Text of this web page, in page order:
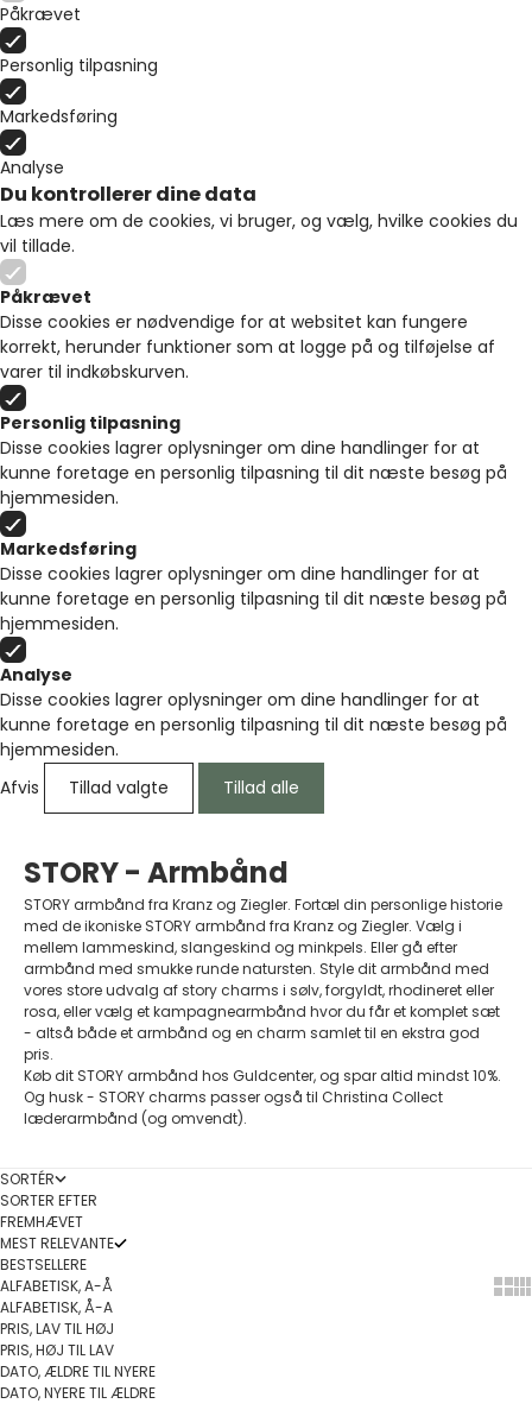
Påkrævet
Personlig tilpasning
Markedsføring
Analyse
Du kontrollerer dine data
Læs mere om de cookies, vi bruger, og vælg, hvilke cookies du
vil tillade.
Påkrævet
Disse cookies er nødvendige for at websitet kan fungere
korrekt, herunder funktioner som at logge på og tilføjelse af
varer til indkøbskurven.
Personlig tilpasning
Disse cookies lagrer oplysninger om dine handlinger for at
kunne foretage en personlig tilpasning til dit næste besøg på
hjemmesiden.
Markedsføring
Disse cookies lagrer oplysninger om dine handlinger for at
kunne foretage en personlig tilpasning til dit næste besøg på
hjemmesiden.
Analyse
Disse cookies lagrer oplysninger om dine handlinger for at
kunne foretage en personlig tilpasning til dit næste besøg på
hjemmesiden.
Afvis
Tillad valgte Tillad alle
STORY - Armbånd
STORY armbånd fra Kranz og Ziegler. Fortæl din personlige historie
med de ikoniske STORY armbånd fra Kranz og Ziegler. Vælg i
mellem lammeskind, slangeskind og minkpels. Eller gå efter
armbånd med smukke runde natursten. Style dit armbånd med
vores store udvalg af story charms i sølv, forgyldt, rhodineret eller
rosa, eller vælg et kampagnearmbånd hvor du får et komplet sæt
- altså både et armbånd og en charm samlet til en ekstra god
pris.
Køb dit STORY armbånd hos Guldcenter, og spar altid mindst 10%.
Og husk - STORY charms passer også til Christina Collect
læderarmbånd (og omvendt).
SORTÉR
SORTER EFTER
FREMHÆVET
MEST RELEVANTE
BESTSELLERE
ALFABETISK, A-Å
ALFABETISK, Å-A
PRIS, LAV TIL HØJ
PRIS, HØJ TIL LAV
DATO, ÆLDRE TIL NYERE
DATO, NYERE TIL ÆLDRE